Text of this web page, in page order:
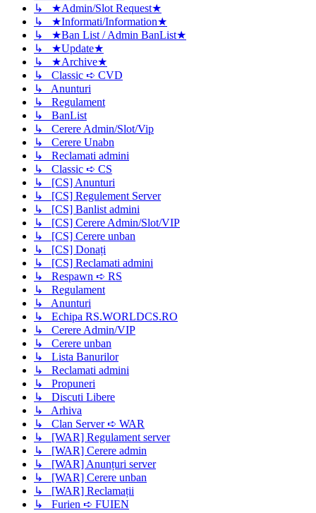
↳ ★Admin/Slot Request★
↳ ★Informati/Information★
↳ ★Ban List / Admin BanList★
↳ ★Update★
↳ ★Archive★
↳ Classic ➪ CVD
↳ Anunturi
↳ Regulament
↳ BanList
↳ Cerere Admin/Slot/Vip
↳ Cerere Unabn
↳ Reclamati admini
↳ Classic ➪ CS
↳ [CS] Anunturi
↳ [CS] Regulement Server
↳ [CS] Banlist admini
↳ [CS] Cerere Admin/Slot/VIP
↳ [CS] Cerere unban
↳ [CS] Donați
↳ [CS] Reclamati admini
↳ Respawn ➪ RS
↳ Regulament
↳ Anunturi
↳ Echipa RS.WORLDCS.RO
↳ Cerere Admin/VIP
↳ Cerere unban
↳ Lista Banurilor
↳ Reclamati admini
↳ Propuneri
↳ Discuti Libere
↳ Arhiva
↳ Clan Server ➪ WAR
↳ [WAR] Regulament server
↳ [WAR] Cerere admin
↳ [WAR] Anunțuri server
↳ [WAR] Cerere unban
↳ [WAR] Reclamații
↳ Furien ➪ FUIEN